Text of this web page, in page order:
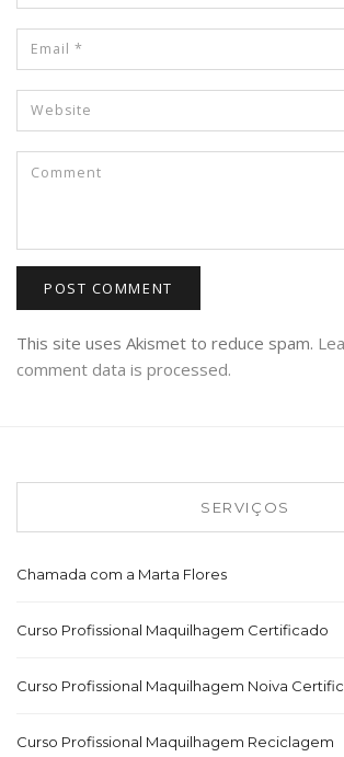
This site uses Akismet to reduce spam.
comment data is processed.
SERVIÇOS
Chamada com a Marta Flores
Curso Profissional Maquilhagem Certificado
Curso Profissional Maquilhagem Noiva
Curso Profissional Maquilhagem Reciclagem